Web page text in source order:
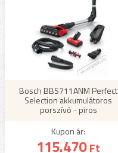
Bosch BBS711ANM Perfect
Selection akkumulátoros
porszívó - piros
Kupon ár:
115.470Ft